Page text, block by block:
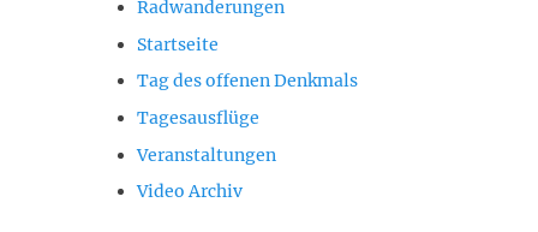
Radwanderungen
Startseite
Tag des offenen Denkmals
Tagesausflüge
Veranstaltungen
Video Archiv